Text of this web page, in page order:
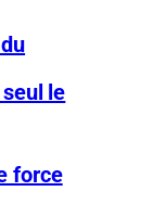
le
force